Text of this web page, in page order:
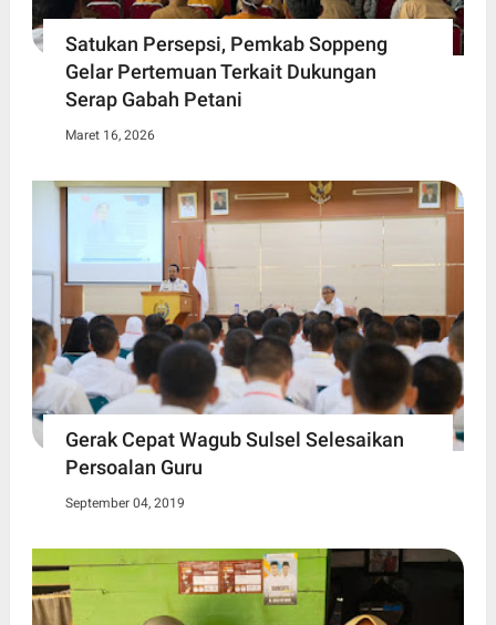
Satukan Persepsi, Pemkab Soppeng
Gelar Pertemuan Terkait Dukungan
Serap Gabah Petani
Maret 16, 2026
Gerak Cepat Wagub Sulsel Selesaikan
Persoalan Guru
September 04, 2019